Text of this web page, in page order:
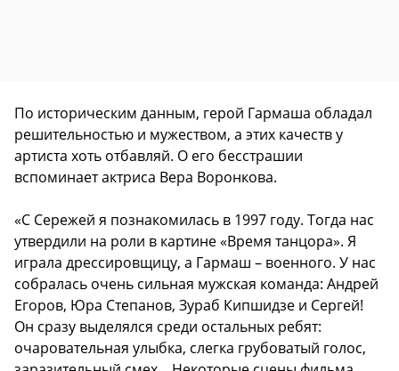
По историческим данным, герой Гармаша обладал
решительностью и мужеством, а этих качеств у
артиста хоть отбавляй. О его бесстрашии
вспоминает актриса Вера Воронкова.
«С Сережей я познакомилась в 1997 году. Тогда нас
утвердили на роли в картине «Время танцора». Я
играла дрессировщицу, а Гармаш – военного. У нас
собралась очень сильная мужская команда: Андрей
Егоров, Юра Степанов, Зураб Кипшидзе и Сергей!
Он сразу выделялся среди остальных ребят:
очаровательная улыбка, слегка грубоватый голос,